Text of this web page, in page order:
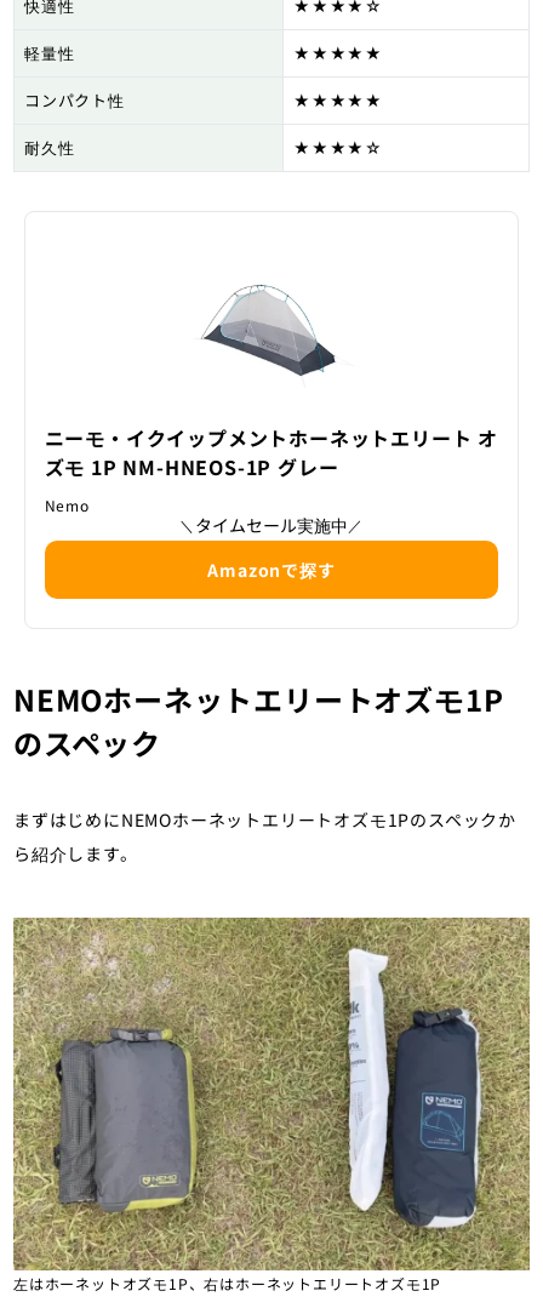
快適性 ★★★★☆
軽量性 ★★★★★
コンパクト性 ★★★★★
耐久性 ★★★★☆
ニーモ・イクイップメントホーネットエリート オ
ズモ 1P NM-HNEOS-1P グレー
Nemo
＼ タイムセール実施中 ／
Amazonで探す
NEMOホーネットエリートオズモ1P
のスペック
まずはじめにNEMOホーネットエリートオズモ1Pのスペックか
ら紹介します。
左はホーネットオズモ1P、右はホーネットエリートオズモ1P